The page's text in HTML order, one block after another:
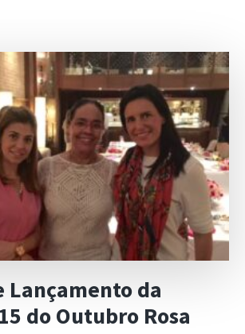
Lançamento da
do Outubro Rosa